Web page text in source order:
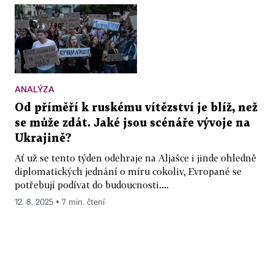
ANALÝZA
Od příměří k ruskému vítězství je blíž, než
se může zdát. Jaké jsou scénáře vývoje na
Ukrajině?
Ať už se tento týden odehraje na Aljašce i jinde ohledně
diplomatických jednání o míru cokoliv, Evropané se
potřebují podívat do budoucnosti....
12. 8. 2025 ▪ 7 min. čtení